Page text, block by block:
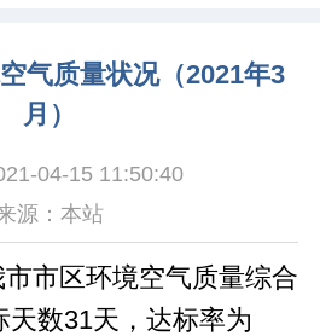
气质量状况（2021年3
月）
04-15 11:50:40
源：本站
市区环境空气质量综合
天数31天，达标率为